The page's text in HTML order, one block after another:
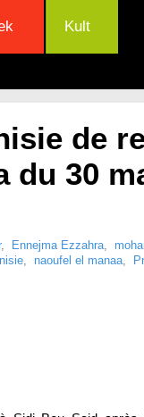
Kult
de
du 30
, Ennejma Ezzahra,
, naoufel el manaa,